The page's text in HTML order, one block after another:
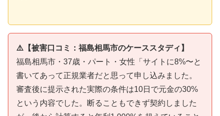
⚠️【被害口コミ：福島相馬市のケーススタディ】
福島相馬市・37歳・パート・女性「サイトに8%〜と
書いてあって正規業者だと思って申し込みました。
審査後に提示された実際の条件は10日で元金の30%
という内容でした。断ることもできず契約しました